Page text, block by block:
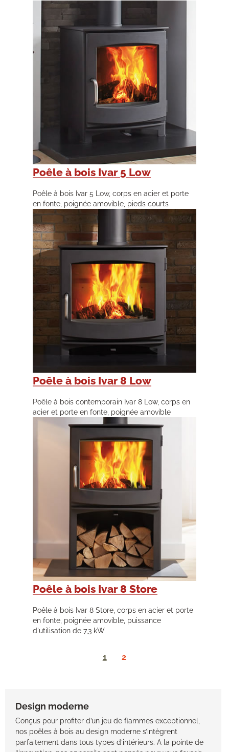
Poêle à bois Ivar 5 Low
Poêle à bois Ivar 5 Low, corps en acier et porte
en fonte, poignée amovible, pieds courts
Poêle à bois Ivar 8 Low
Poêle à bois contemporain Ivar 8 Low, corps en
acier et porte en fonte, poignée amovible
Poêle à bois Ivar 8 Store
Poêle à bois Ivar 8 Store, corps en acier et porte
en fonte, poignée amovible, puissance
d'utilisation de 7,3 kW
1 2
Design moderne
Conçus pour profiter d’un jeu de flammes exceptionnel,
nos poêles à bois au design moderne s’intègrent
parfaitement dans tous types d’intérieurs. A la pointe de